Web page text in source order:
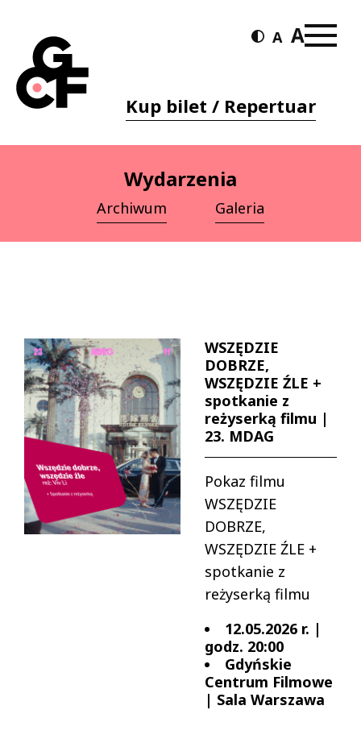
Kup bilet / Repertuar
Wydarzenia
Archiwum Galeria
WSZĘDZIE
DOBRZE,
WSZĘDZIE ŹLE +
spotkanie z
reżyserką filmu |
23. MDAG
Pokaz filmu
WSZĘDZIE
DOBRZE,
WSZĘDZIE ŹLE +
spotkanie z
reżyserką filmu
12.05.2026 r. |
godz. 20:00
Gdyńskie
Centrum Filmowe
| Sala Warszawa